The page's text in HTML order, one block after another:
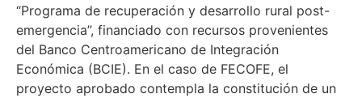
“Programa de recuperación y desarrollo rural post-
emergencia”, financiado con recursos provenientes
del Banco Centroamericano de Integración
Económica (BCIE). En el caso de FECOFE, el
proyecto aprobado contempla la constitución de un